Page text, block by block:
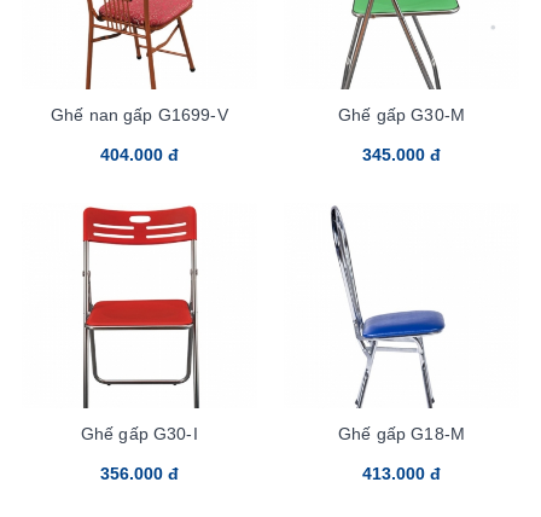
Ghế nan gấp G1699-V
404.000 đ
Ghế gấp G30-M
345.000 đ
Ghế gấp G30-I
356.000 đ
Ghế gấp G18-M
413.000 đ